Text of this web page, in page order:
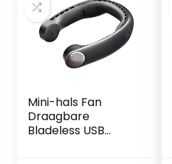
Mini-hals Fan
Draagbare
Bladeless USB